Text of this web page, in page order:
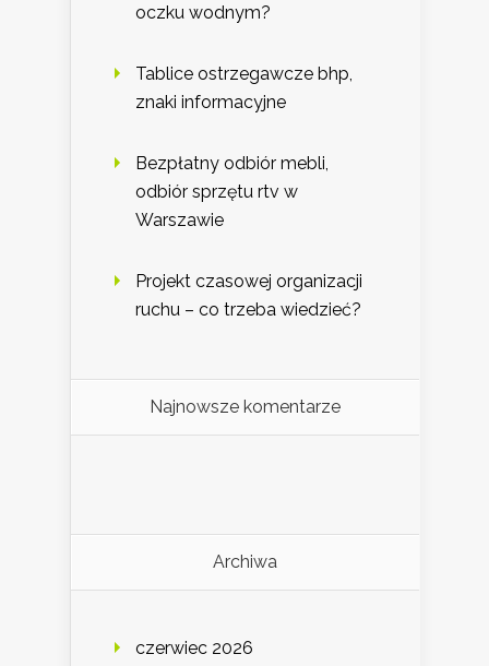
oczku wodnym?
Tablice ostrzegawcze bhp,
znaki informacyjne
Bezpłatny odbiór mebli,
odbiór sprzętu rtv w
Warszawie
Projekt czasowej organizacji
ruchu – co trzeba wiedzieć?
Najnowsze komentarze
Archiwa
czerwiec 2026